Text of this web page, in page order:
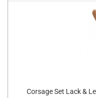
Corsage Set Lack &